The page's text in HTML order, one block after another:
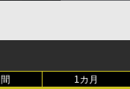
1カ月